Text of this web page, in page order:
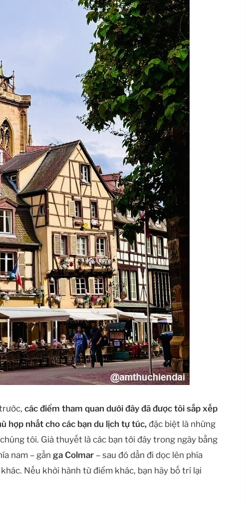
trước,các điểm tham quan dưới đây đã được tôi sắp xếp
hợp nhất cho các bạn du lịch tự túc, đặc biệt là những
tôi. Giả thuyết là các bạn tới đây trong ngày bằng
nam – gần ga Colmar – sau đó dần đi dọc lên phía
Nếu khởi hành từ điểm khác, bạn hãy bố trí lại